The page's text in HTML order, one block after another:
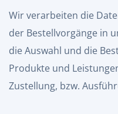
Wir verarbeiten die
der Bestellvorgänge in
die Auswahl und die
Produkte und
Zustellung, bzw.